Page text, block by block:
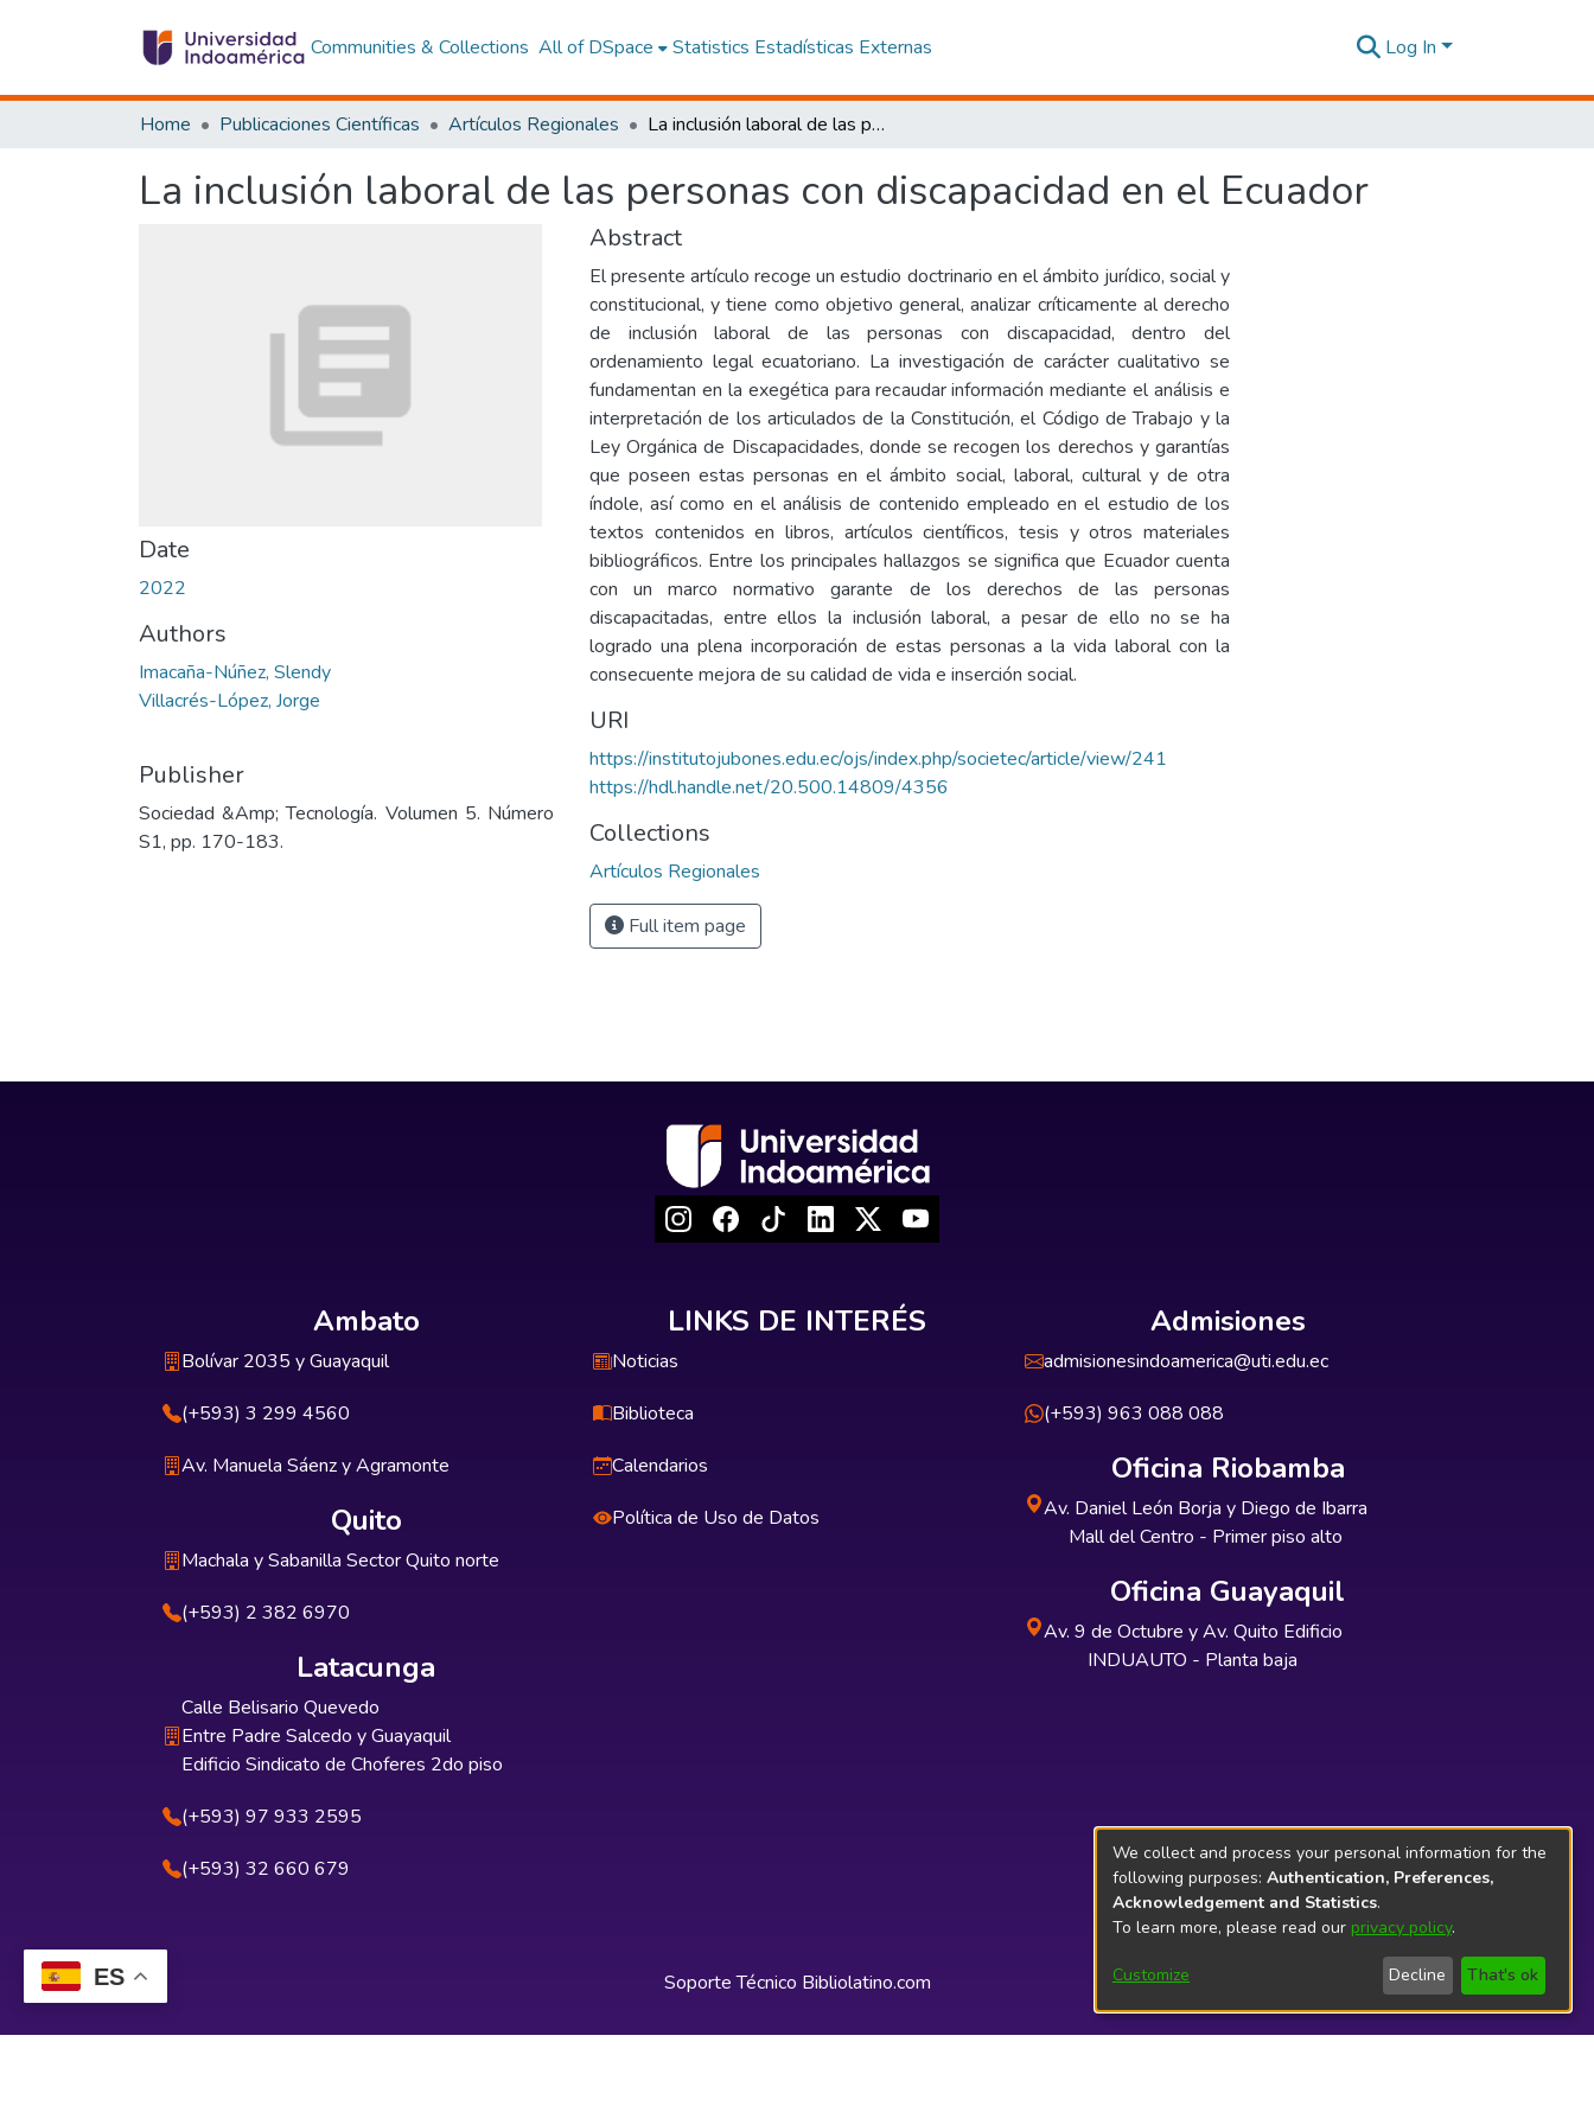
ES
Communities & Collections All of DSpace Statistics Estadísticas Externas Log In
Home Publicaciones Científicas Artículos Regionales La inclusión laboral de las personas con discapacidad en el Ecuador
La inclusión laboral de las personas con discapacidad en el Ecuador
Date
2022
Authors
Imacaña-Núñez, Slendy
Villacrés-López, Jorge
Publisher
Sociedad &Amp; Tecnología. Volumen 5. Número
S1, pp. 170-183.
Abstract
El presente artículo recoge un estudio doctrinario en el ámbito jurídico, social y
constitucional, y tiene como objetivo general, analizar críticamente al derecho
de inclusión laboral de las personas con discapacidad, dentro del
ordenamiento legal ecuatoriano. La investigación de carácter cualitativo se
fundamentan en la exegética para recaudar información mediante el análisis e
interpretación de los articulados de la Constitución, el Código de Trabajo y la
Ley Orgánica de Discapacidades, donde se recogen los derechos y garantías
que poseen estas personas en el ámbito social, laboral, cultural y de otra
índole, así como en el análisis de contenido empleado en el estudio de los
textos contenidos en libros, artículos científicos, tesis y otros materiales
bibliográficos. Entre los principales hallazgos se significa que Ecuador cuenta
con un marco normativo garante de los derechos de las personas
discapacitadas, entre ellos la inclusión laboral, a pesar de ello no se ha
logrado una plena incorporación de estas personas a la vida laboral con la
consecuente mejora de su calidad de vida e inserción social.
URI
https://institutojubones.edu.ec/ojs/index.php/societec/article/view/241
https://hdl.handle.net/20.500.14809/4356
Collections
Artículos Regionales
Full item page
Ambato
Bolívar 2035 y Guayaquil
(+593) 3 299 4560
Av. Manuela Sáenz y Agramonte
Quito
Machala y Sabanilla Sector Quito norte
(+593) 2 382 6970
Latacunga
Calle Belisario Quevedo
Entre Padre Salcedo y Guayaquil
Edificio Sindicato de Choferes 2do piso
(+593) 97 933 2595
(+593) 32 660 679
LINKS DE INTERÉS
Noticias
Biblioteca
Calendarios
Política de Uso de Datos
Admisiones
admisionesindoamerica@uti.edu.ec
(+593) 963 088 088
Oficina Riobamba
Av. Daniel León Borja y Diego de Ibarra
Mall del Centro - Primer piso alto
Oficina Guayaquil
Av. 9 de Octubre y Av. Quito Edificio
INDUAUTO - Planta baja
Soporte Técnico Bibliolatino.com
We collect and process your personal information for the
following purposes: Authentication, Preferences,
Acknowledgement and Statistics.
To learn more, please read our privacy policy.
Customize Decline That's ok